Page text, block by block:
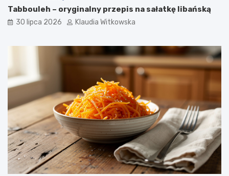
n
a
n
–
r
o
s
t
c
z
z
m
p
r
z
e
Tabbouleh – oryginalny przepis na sałatkę libańską
30 lipca 2026 Klaudia Witkowska